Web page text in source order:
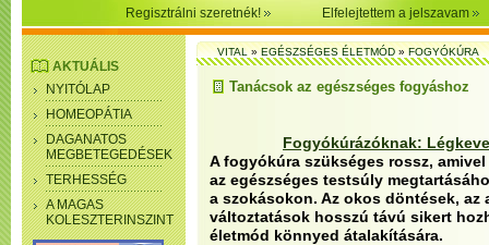
Regisztrálni szeretnék!
Elfelejtettem a jelszavam
AKTUÁLIS
NYITÓLAP
HOMEOPÁTIA
DAGANATOS
MEGBETEGEDÉSEK
TERHESSÉG
A MAGAS
KOLESZTERINSZINT
VITAL»EGÉSZSÉGES ÉLETMÓD»FOGYÓKÚRA
Tanácsok az egészséges fogyáshoz
Fogyókúrázóknak:
A fogyókúra szükséges rossz,
az egészséges testsúly
a szokásokon. Az okos döntések, az
változtatások hosszú távú sikert
életmód könnyed átalakítására.